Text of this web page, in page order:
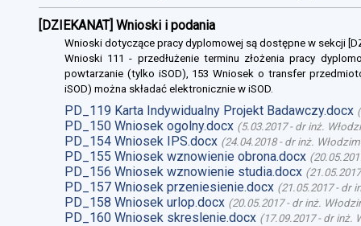
[DZIEKANAT] Wnioski i podania
Wnioski dotyczące pracy dyplomowej są dostępne w sekcji
Wnioski 111 - przedłużenie terminu złożenia pracy
powtarzanie (tylko iSOD), 153 Wniosek o transfer
iSOD) można składać elektronicznie w iSOD.
PD_119 Karta Indywidualny Projekt Badawczy.docx (
PD_150 Wniosek ogolny.docx (5.03.2017- dr inż.
PD_154 Wniosek IPS.docx (24.04.2018- dr inż.
PD_155 Wniosek wznowienie obrona.docx (
PD_156 Wniosek wznowienie studia.docx (21.05.2017
PD_157 Wniosek przeniesienie.docx (21.05.2017- dr
PD_158 Wniosek urlop.docx (20.05.2017- dr inż.
PD_160 Wniosek skreslenie.docx (17.09.2017- dr inż.